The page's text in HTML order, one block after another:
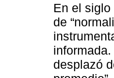
En el
de
desplazó